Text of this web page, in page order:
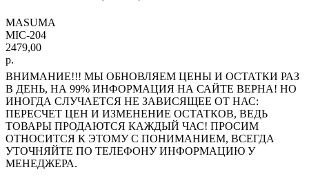
MASUMA
MIC-204
2479,00
р.
ВНИМАНИЕ!!! МЫ ОБНОВЛЯЕМ ЦЕНЫ И ОСТАТКИ РАЗ
В ДЕНЬ, НА 99% ИНФОРМАЦИЯ НА САЙТЕ ВЕРНА! НО
ИНОГДА СЛУЧАЕТСЯ НЕ ЗАВИСЯЩЕЕ ОТ НАС:
ПЕРЕСЧЕТ ЦЕН И ИЗМЕНЕНИЕ ОСТАТКОВ, ВЕДЬ
ТОВАРЫ ПРОДАЮТСЯ КАЖДЫЙ ЧАС! ПРОСИМ
ОТНОСИТСЯ К ЭТОМУ С ПОНИМАНИЕМ, ВСЕГДА
УТОЧНЯЙТЕ ПО ТЕЛЕФОНУ ИНФОРМАЦИЮ У
МЕНЕДЖЕРА.